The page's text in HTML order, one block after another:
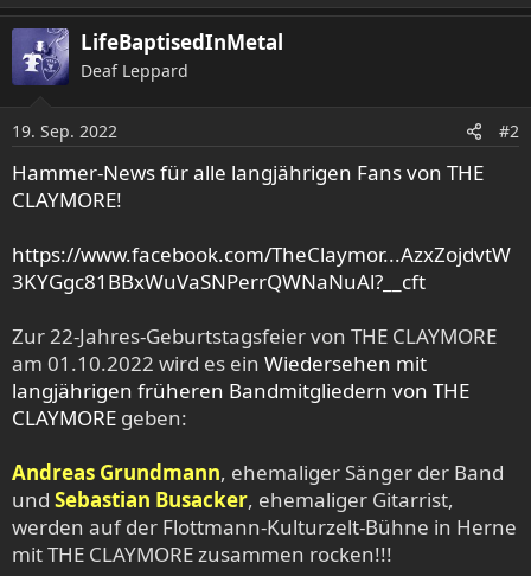
e
a
k
t
n
e
n
:
LifeBaptisedInMetal
Deaf Leppard
19. Sep. 2022 #2
Hammer-News für alle langjährigen Fans von THE
CLAYMORE!
https://www.facebook.com/TheClaymor...AzxZojdvtW
3KYGgc81BBxWuVaSNPerrQWNaNuAl?__cft
Zur 22-Jahres-Geburtstagsfeier von THE CLAYMORE
am 01.10.2022 wird es ein Wiedersehen mit
langjährigen früheren Bandmitgliedern von THE
CLAYMORE geben:
Andreas Grundmann, ehemaliger Sänger der Band
und Sebastian Busacker, ehemaliger Gitarrist,
werden auf der Flottmann-Kulturzelt-Bühne in Herne
mit THE CLAYMORE zusammen rocken!!!